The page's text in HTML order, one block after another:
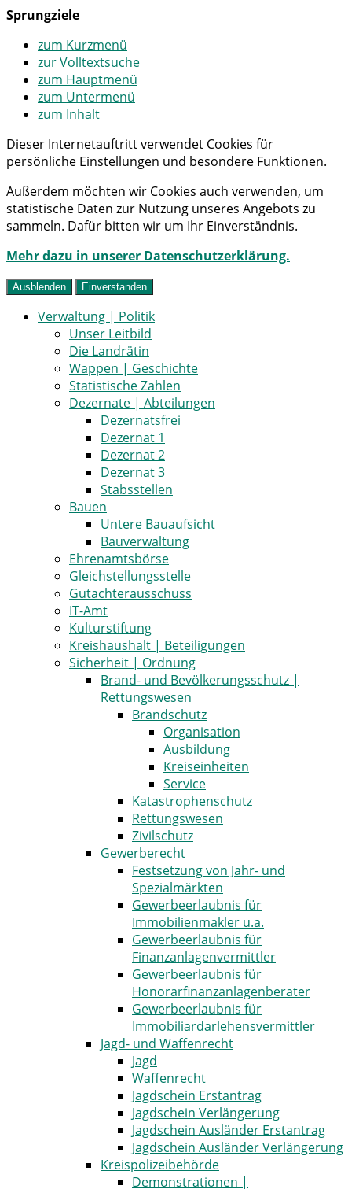
Sprungziele
zum Kurzmenü
zur Volltextsuche
zum Hauptmenü
zum Untermenü
zum Inhalt
Dieser Internetauftritt verwendet Cookies für
persönliche Einstellungen und besondere Funktionen.
Außerdem möchten wir Cookies auch verwenden, um
statistische Daten zur Nutzung unseres Angebots zu
sammeln. Dafür bitten wir um Ihr Einverständnis.
Mehr dazu in unserer Datenschutzerklärung.
Ausblenden Einverstanden
Verwaltung | Politik
Unser Leitbild
Die Landrätin
Wappen | Geschichte
Statistische Zahlen
Dezernate | Abteilungen
Dezernatsfrei
Dezernat 1
Dezernat 2
Dezernat 3
Stabsstellen
Bauen
Untere Bauaufsicht
Bauverwaltung
Ehrenamtsbörse
Gleichstellungsstelle
Gutachterausschuss
IT-Amt
Kulturstiftung
Kreishaushalt | Beteiligungen
Sicherheit | Ordnung
Brand- und Bevölkerungsschutz |
Rettungswesen
Brandschutz
Organisation
Ausbildung
Kreiseinheiten
Service
Katastrophenschutz
Rettungswesen
Zivilschutz
Gewerberecht
Festsetzung von Jahr- und
Spezialmärkten
Gewerbeerlaubnis für
Immobilienmakler u.a.
Gewerbeerlaubnis für
Finanzanlagenvermittler
Gewerbeerlaubnis für
Honorarfinanzanlagenberater
Gewerbeerlaubnis für
Immobiliardarlehensvermittler
Jagd- und Waffenrecht
Jagd
Waffenrecht
Jagdschein Erstantrag
Jagdschein Verlängerung
Jagdschein Ausländer Erstantrag
Jagdschein Ausländer Verlängerung
Kreispolizeibehörde
Demonstrationen |